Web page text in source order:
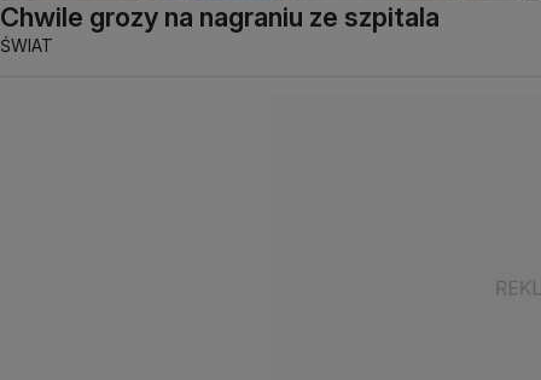
Chwile grozy na nagraniu ze szpitala
ŚWIAT